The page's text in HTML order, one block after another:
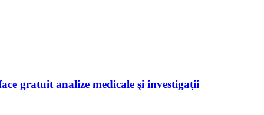
gratuit analize medicale şi investigaţii